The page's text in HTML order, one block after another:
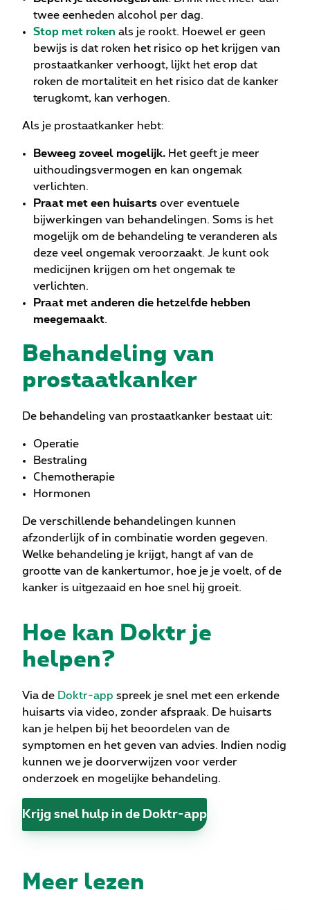
twee eenheden alcohol per dag.
Stop met roken als je rookt. Hoewel er geen
bewijs is dat roken het risico op het krijgen van
prostaatkanker verhoogt, lijkt het erop dat
roken de mortaliteit en het risico dat de kanker
terugkomt, kan verhogen.
Als je prostaatkanker hebt:
Beweeg zoveel mogelijk. Het geeft je meer
uithoudingsvermogen en kan ongemak
verlichten.
Praat met een huisarts over eventuele
bijwerkingen van behandelingen. Soms is het
mogelijk om de behandeling te veranderen als
deze veel ongemak veroorzaakt. Je kunt ook
medicijnen krijgen om het ongemak te
verlichten.
Praat met anderen die hetzelfde hebben
meegemaakt.
Behandeling van
prostaatkanker
De behandeling van prostaatkanker bestaat uit:
Operatie
Bestraling
Chemotherapie
Hormonen
De verschillende behandelingen kunnen
afzonderlijk of in combinatie worden gegeven.
Welke behandeling je krijgt, hangt af van de
grootte van de kankertumor, hoe je je voelt, of de
kanker is uitgezaaid en hoe snel hij groeit.
Hoe kan Doktr je
helpen?
Via de Doktr-app spreek je snel met een erkende
huisarts via video, zonder afspraak. De huisarts
kan je helpen bij het beoordelen van de
symptomen en het geven van advies. Indien nodig
kunnen we je doorverwijzen voor verder
onderzoek en mogelijke behandeling.
Krijg snel hulp in de Doktr-app
Meer lezen